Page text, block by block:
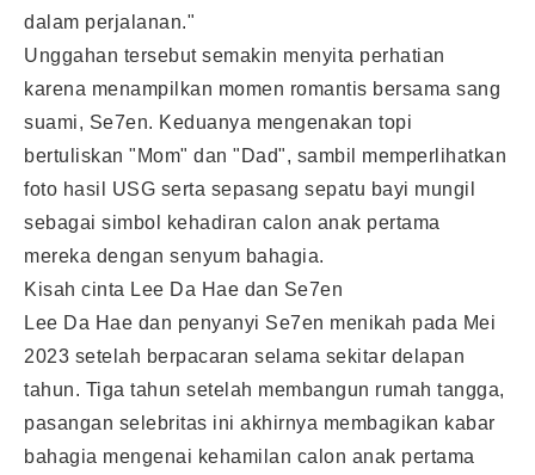
dalam perjalanan."
Unggahan tersebut semakin menyita perhatian
karena menampilkan momen romantis bersama sang
suami, Se7en. Keduanya mengenakan topi
bertuliskan "Mom" dan "Dad", sambil memperlihatkan
foto hasil USG serta sepasang sepatu bayi mungil
sebagai simbol kehadiran calon anak pertama
mereka dengan senyum bahagia.
Kisah cinta Lee Da Hae dan Se7en
Lee Da Hae dan penyanyi Se7en menikah pada Mei
2023 setelah berpacaran selama sekitar delapan
tahun. Tiga tahun setelah membangun rumah tangga,
pasangan selebritas ini akhirnya membagikan kabar
bahagia mengenai kehamilan calon anak pertama